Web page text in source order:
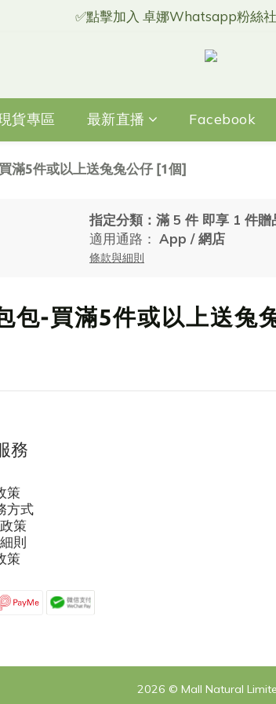
✅點擊加入 卓娜Whatsapp粉絲
貨專區 最新直播 Facebook
滿5件或以上送兔兔公仔 [1個]
指定分類：滿 5 件 即享 1 件
適用通路： App / 網店
條款與細則
包-買滿5件或以上送兔
務
策
方式
策
則
策
2026 © Mall Natural